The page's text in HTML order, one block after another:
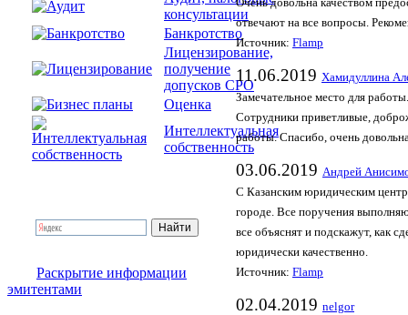
консультации
Банкротство
Лицензирование,
получение
допусков СРО
Оценка
Интеллектуальная
собственность
Раскрытие информации
эмитентами
Очень довольна качеством
отвечают на все вопросы.
Источник: Flamp
11.06.2019 Хамидуллина
Замечательное место для
Сотрудники приветливые,
работы. Спасибо, очень
03.06.2019 Андрей
С Казанским юридическим
городе. Все поручения
все объяснят и подскажут, как
юридически качественно.
Источник: Flamp
02.04.2019 nelgor